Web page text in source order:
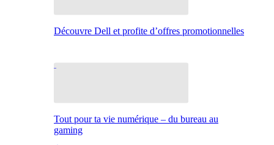
Découvre Dell et profite d’offres promotionnelles
Tout pour ta vie numérique – du bureau au
gaming